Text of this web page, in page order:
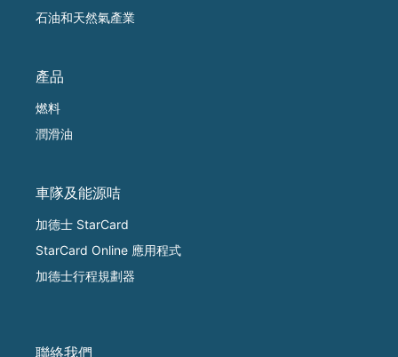
石油和天然氣產業
產品
燃料
潤滑油
車隊及能源咭
加德士 StarCard
StarCard Online 應用程式
加德士行程規劃器
聯絡我們